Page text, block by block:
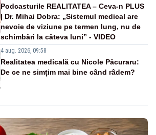
Podcasturile REALITATEA – Ceva-n PLUS
| Dr. Mihai Dobra: „Sistemul medical are
nevoie de viziune pe termen lung, nu de
schimbări la câteva luni” - VIDEO
4 aug. 2026, 09:58
Realitatea medicală cu Nicole Păcuraru:
De ce ne simțim mai bine când râdem?